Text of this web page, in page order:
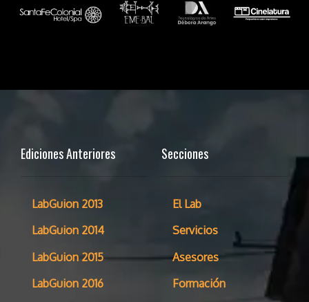
Ediciones Anteriores
LabGuion 2013
LabGuion 2014
LabGuion 2015
LabGuion 2016
Secciones
El Lab
Servicios
Asesores
Formación